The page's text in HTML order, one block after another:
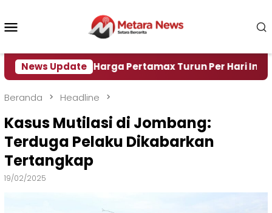
konten
News Update
Harga Pertamax Turun Per Hari Ini, Segini
Beranda Headline
Kasus Mutilasi di Jombang:
Terduga Pelaku Dikabarkan
Tertangkap
19/02/2025